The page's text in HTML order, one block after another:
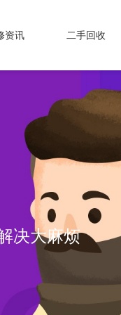
资讯 二手回收
决大麻烦